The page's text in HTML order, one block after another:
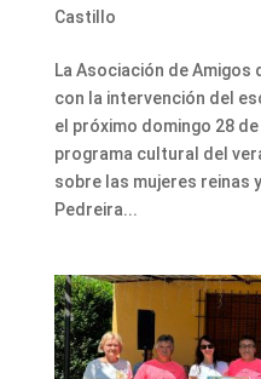
Castillo
La Asociación de Amigos
con la intervención del
el próximo domingo 28
programa cultural del
sobre las mujeres reinas
Pedreira...